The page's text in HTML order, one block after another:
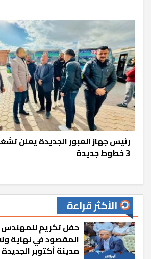
3 خطوط جديدة
الأكثر قراءة
حفل تكريم
المقصود في نهاية
مدينة أكتوبر الجديدة